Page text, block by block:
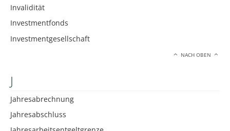
Invalidität
Investmentfonds
Investmentgesellschaft
NACH OBEN
J
Jahresabrechnung
Jahresabschluss